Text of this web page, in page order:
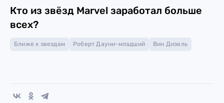
Кто из звёзд Marvel заработал больше
всех?
Ближе к звездам Роберт Дауни-младший Вин Дизель